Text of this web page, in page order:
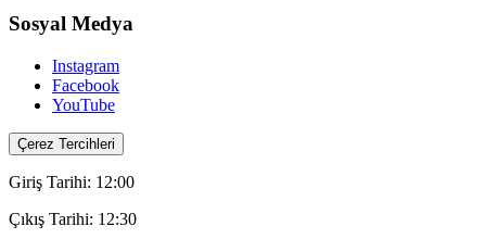
Sosyal Medya
Instagram
Facebook
YouTube
Çerez Tercihleri
Giriş Tarihi: 12:00
Çıkış Tarihi: 12:30